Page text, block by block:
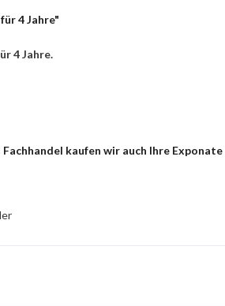
4 Jahre"
4 Jahre.
kaufen wir auch Ihre